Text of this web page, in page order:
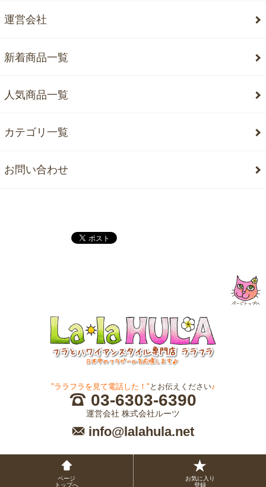
運営会社
新着商品一覧
人気商品一覧
カテゴリ一覧
お問い合わせ
"ララフラを見て電話した！" とお伝えください♪
03-6303-6390
運営会社 株式会社ルーツ
info@lalahula.net
ページ
トップへ
お気に入り
登録